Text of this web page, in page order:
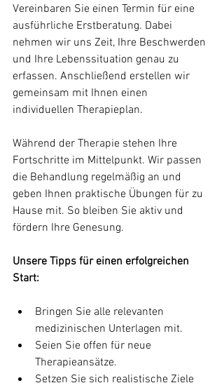
Vereinbaren Sie einen Termin für eine
ausführliche Erstberatung. Dabei
nehmen wir uns Zeit, Ihre Beschwerden
und Ihre Lebenssituation genau zu
erfassen. Anschließend erstellen wir
gemeinsam mit Ihnen einen
individuellen Therapieplan.
Während der Therapie stehen Ihre
Fortschritte im Mittelpunkt. Wir passen
die Behandlung regelmäßig an und
geben Ihnen praktische Übungen für zu
Hause mit. So bleiben Sie aktiv und
fördern Ihre Genesung.
Unsere Tipps für einen erfolgreichen
Start:
Bringen Sie alle relevanten
medizinischen Unterlagen mit.
Seien Sie offen für neue
Therapieansätze.
Setzen Sie sich realistische Ziele